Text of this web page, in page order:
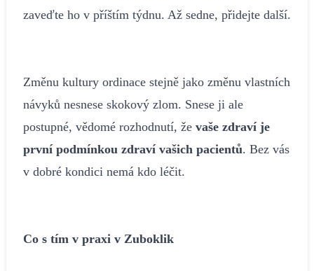
zaveďte ho v příštím týdnu. Až sedne, přidejte další.
Změnu kultury ordinace stejně jako změnu vlastních
návyků nesnese skokový zlom. Snese ji ale
postupné, vědomé rozhodnutí, že vaše zdraví je
první podmínkou zdraví vašich pacientů. Bez vás
v dobré kondici nemá kdo léčit.
Co s tím v praxi v Zuboklik